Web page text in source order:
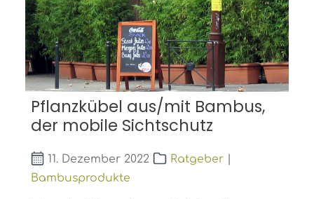
Pflanzkübel aus/mit Bambus,
der mobile Sichtschutz
11. Dezember 2022 Ratgeber|
Bambusprodukte